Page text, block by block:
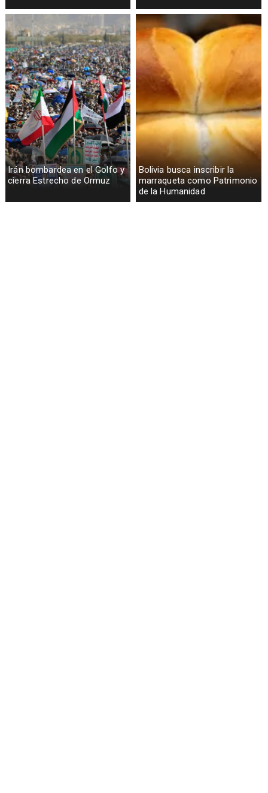
Irán bombardea en el Golfo y
cierra Estrecho de Ormuz
Bolivia busca inscribir la
marraqueta como Patrimonio
de la Humanidad